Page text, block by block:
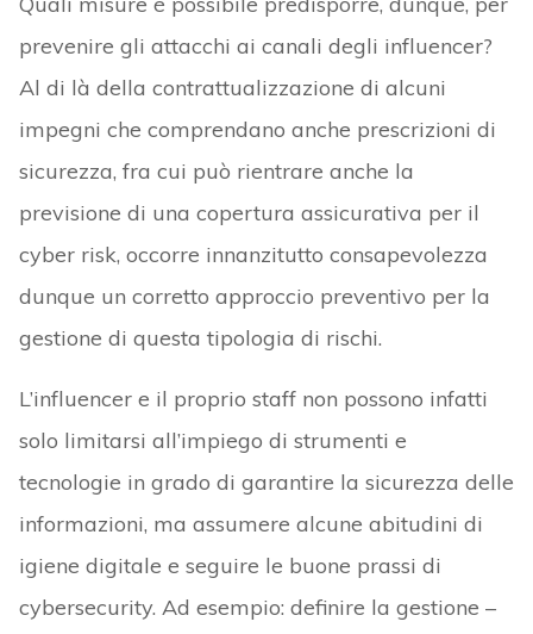
prevenire gli attacchi ai canali degli influencer?
Al di là della contrattualizzazione di alcuni
impegni che comprendano anche prescrizioni di
sicurezza, fra cui può rientrare anche la
previsione di una copertura assicurativa per il
cyber risk, occorre innanzitutto consapevolezza
dunque un corretto approccio preventivo per la
gestione di questa tipologia di rischi.
L’influencer e il proprio staff non possono infatti
solo limitarsi all’impiego di strumenti e
tecnologie in grado di garantire la sicurezza delle
informazioni, ma assumere alcune abitudini di
igiene digitale e seguire le buone prassi di
cybersecurity. Ad esempio: definire la gestione –